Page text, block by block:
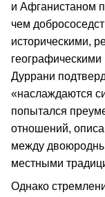
и Афганистаном
чем
историческими,
Дуррани
«наслаждаются
попытался
отношений,
между
местными
Однако